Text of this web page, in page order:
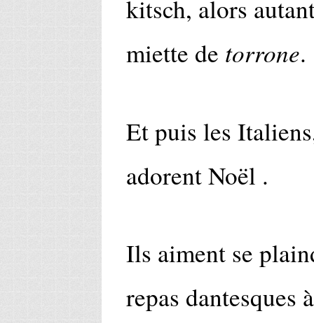
kitsch, alors
miette de torrone.
Et puis les
adorent Noël .
Ils aiment se
repas dantesques